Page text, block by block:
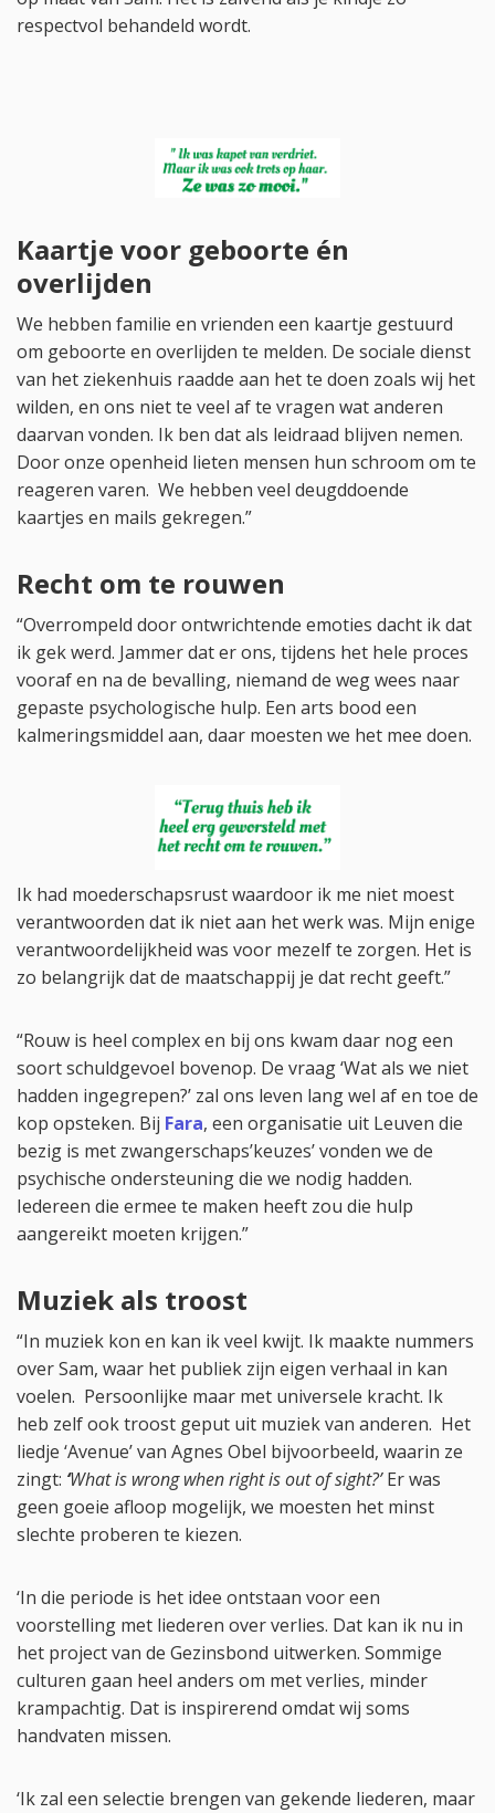
respectvol behandeld wordt.
Kaartje voor geboorte én
overlijden
We hebben familie en vrienden een kaartje gestuurd
om geboorte en overlijden te melden. De sociale dienst
van het ziekenhuis raadde aan het te doen zoals wij het
wilden, en ons niet te veel af te vragen wat anderen
daarvan vonden. Ik ben dat als leidraad blijven nemen.
Door onze openheid lieten mensen hun schroom om te
reageren varen. We hebben veel deugddoende
kaartjes en mails gekregen.”
Recht om te rouwen
“Overrompeld door ontwrichtende emoties dacht ik dat
ik gek werd. Jammer dat er ons, tijdens het hele proces
vooraf en na de bevalling, niemand de weg wees naar
gepaste psychologische hulp. Een arts bood een
kalmeringsmiddel aan, daar moesten we het mee doen.
Ik had moederschapsrust waardoor ik me niet moest
verantwoorden dat ik niet aan het werk was. Mijn enige
verantwoordelijkheid was voor mezelf te zorgen. Het is
zo belangrijk dat de maatschappij je dat recht geeft.”
“Rouw is heel complex en bij ons kwam daar nog een
soort schuldgevoel bovenop. De vraag ‘Wat als we niet
hadden ingegrepen?’ zal ons leven lang wel af en toe de
kop opsteken. Bij Fara, een organisatie uit Leuven die
bezig is met zwangerschaps’keuzes’ vonden we de
psychische ondersteuning die we nodig hadden.
Iedereen die ermee te maken heeft zou die hulp
aangereikt moeten krijgen.”
Muziek als troost
“In muziek kon en kan ik veel kwijt. Ik maakte nummers
over Sam, waar het publiek zijn eigen verhaal in kan
voelen. Persoonlijke maar met universele kracht. Ik
heb zelf ook troost geput uit muziek van anderen. Het
liedje ‘Avenue’ van Agnes Obel bijvoorbeeld, waarin ze
zingt: ‘What is wrong when right is out of sight?’Er was
geen goeie afloop mogelijk, we moesten het minst
slechte proberen te kiezen.
‘In die periode is het idee ontstaan voor een
voorstelling met liederen over verlies. Dat kan ik nu in
het project van de Gezinsbond uitwerken. Sommige
culturen gaan heel anders om met verlies, minder
krampachtig. Dat is inspirerend omdat wij soms
handvaten missen.
‘Ik zal een selectie brengen van gekende liederen, maar